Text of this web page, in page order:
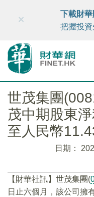
財華智庫網
×
下載財
把握投資
世茂集團
茂中期股東
至人民幣
日期：
【財華社訊】世茂集團(
日止六個月，該公司擁